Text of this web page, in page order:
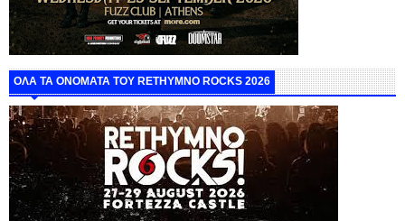
ΟΛΑ ΤΑ ΟΝΟΜΑΤΑ ΤΟΥ RETHYMNO ROCKS 2026